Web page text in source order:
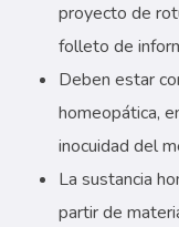
proyecto de
folleto de
Deben estar
homeopática,
inocuidad del
La sustancia
partir de